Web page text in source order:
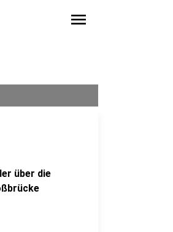
menu
über die